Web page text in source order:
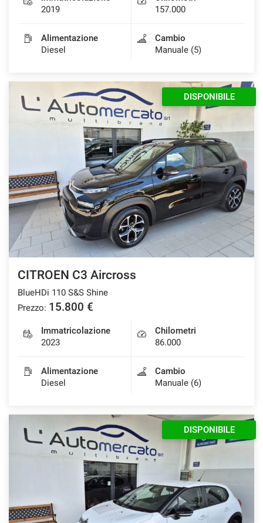
2019
157.000
Alimentazione
Diesel
Cambio
Manuale (5)
DISPONIBILE
CITROEN C3 Aircross
BlueHDi 110 S&S Shine
Prezzo: 15.800 €
Immatricolazione
2023
Chilometri
86.000
Alimentazione
Diesel
Cambio
Manuale (6)
DISPONIBILE